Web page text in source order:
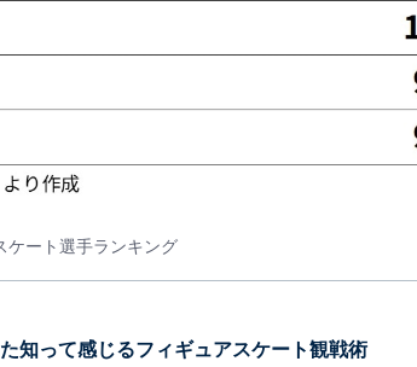
ケート選手ランキング
知って感じるフィギュアスケート観戦術